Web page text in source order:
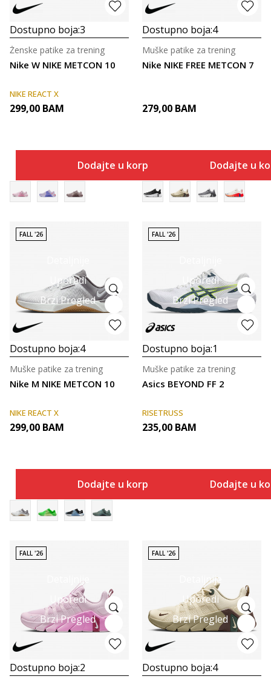
Dostupno boja:3
Nike W NIKE METCON 10
Ženske patike za trening
NIKE REACT X
299,00 BAM
Dodajte u korpu
Dostupno boja:4
Nike NIKE FREE METCON 7
Muške patike za trening
279,00 BAM
Dodajte u
Uporedi
Brzi Pregled
FALL '26
Dostupno boja:4
Nike M NIKE METCON 10
Muške patike za trening
NIKE REACT X
299,00 BAM
Dodajte u korpu
Uporedi
Brzi Pregled
FALL '26
Dostupno boja:1
Asics BEYOND FF 2
Muške patike za trening
RISETRUSS
235,00 BAM
Dodajte u
Detaljnije
Uporedi
Brzi Pregled
FALL '26
Dostupno boja:2
Detaljnije
Uporedi
Brzi Pregled
FALL '26
Dostupno boja:4